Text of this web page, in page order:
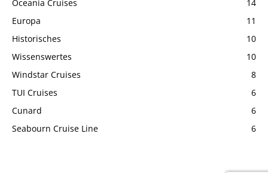
Oceania Cruises
14
Europa
11
Historisches
10
Wissenswertes
10
Windstar Cruises
8
TUI Cruises
6
Cunard
6
Seabourn Cruise Line
6